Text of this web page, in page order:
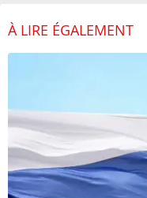
À LIRE ÉGALEMENT